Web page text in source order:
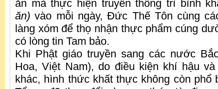
ăn mà thực hiện truyền thống trì bình
ăn) vào mỗi ngày, Đức Thế Tôn cùng
làng xóm để thọ nhận thực phẩm cúng
có lòng tin Tam bảo.
Khi Phật giáo truyền sang các nước
Hoa, Việt Nam), do điều kiện khí hậu
khác, hình thức khất thực không còn